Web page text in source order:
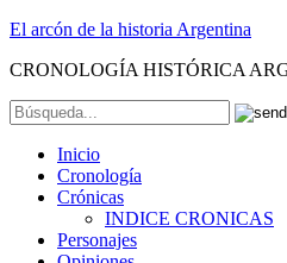
El arcón de la historia Argentina
CRONOLOGÍA HISTÓRICA
Inicio
Cronología
Crónicas
INDICE CRONICAS
Personajes